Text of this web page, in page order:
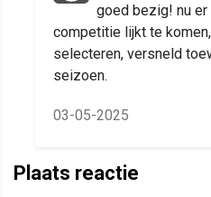
goed bezig! nu
competitie lijkt te
selecteren, versneld
seizoen.
03-05-2025
Plaats reactie